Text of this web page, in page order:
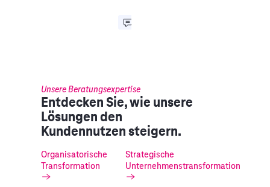
Unsere Beratungsexpertise
Entdecken Sie, wie unsere
Lösungen den
Kundennutzen steigern.
Organisatorische
Transformation
Strategische
Unternehmenstransformation